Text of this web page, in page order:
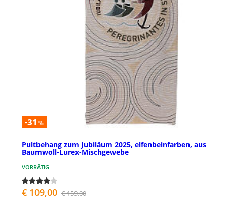
-31 %
Pultbehang zum Jubiläum 2025, elfenbeinfarben, aus
Baumwoll-Lurex-Mischgewebe
VORRÄTIG
€ 109,00 € 159,00